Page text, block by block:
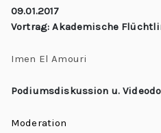
09.01.2017
Vortrag: Akademische
Imen El Amouri
Podiumsdiskussion u.
Moderation